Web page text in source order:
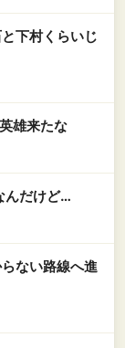
下村くらいじ
雄来たな
んだけど…
ない路線へ進